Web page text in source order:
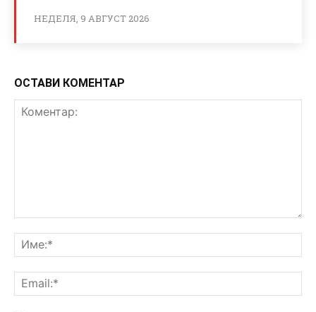
НЕДЕЛЯ, 9 АВГУСТ 2026
ОСТАВИ КОМЕНТАР